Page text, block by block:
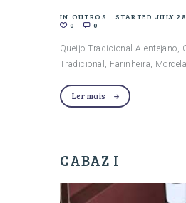
IN OUTROS STARTED JULY
0
0
Queijo Tradicional Alentejano,
Tradicional, Farinheira,
Ler mais
CABAZ I